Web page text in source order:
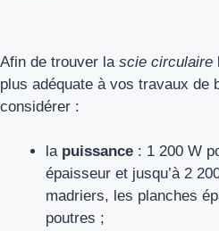
Afin de trouver la scie circulaire
plus adéquate à vos travaux de
considérer :
la puissance : 1 200 W
épaisseur et jusqu’à 2
madriers, les planches
poutres ;